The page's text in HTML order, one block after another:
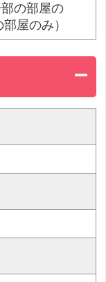
の部屋の
屋のみ）